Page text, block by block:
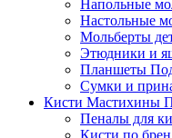
Напольные
Настольные
Мольберты
Этюдники и
Планшеты
Сумки и
Кисти Мастихины
Пеналы для